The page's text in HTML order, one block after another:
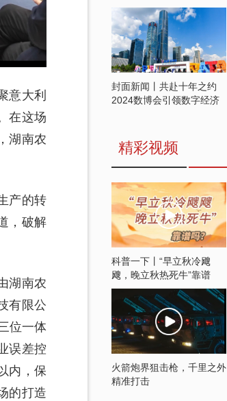
意大利
在这场
湖南农
产的转
，破解
湖南农
有限公
位一体
误差控
内，保
的打造
封面新闻丨共赴十年之约
2024数博会引领数字经济
精彩视频
科普一下丨“早立秋冷飕
飕，晚立秋热死牛”靠谱
吗？
火箭炮界狙击枪，千里之外
精准打击